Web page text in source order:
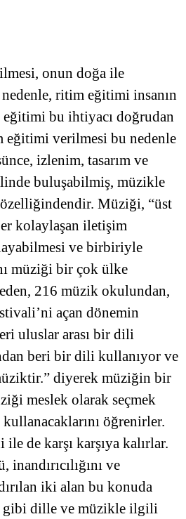
onun doğa ile
ritim eğitimi insanın
bu ihtiyacı doğrudan
eğitimi verilmesi bu nedenle
izlenim, tasarım ve
buluşabilmiş, müzikle
Müziği, “üst
kolaylaşan iletişim
ve birbiriyle
müziği bir çok ülke
216 müzik okulundan,
açan dönemin
uluslar arası bir dili
beri bir dili kullanıyor ve
diyerek müziğin bir
meslek olarak seçmek
öğrenirler.
de karşı karşıya kalırlar.
ve
iki alan bu konuda
gibi dille ve müzikle ilgili